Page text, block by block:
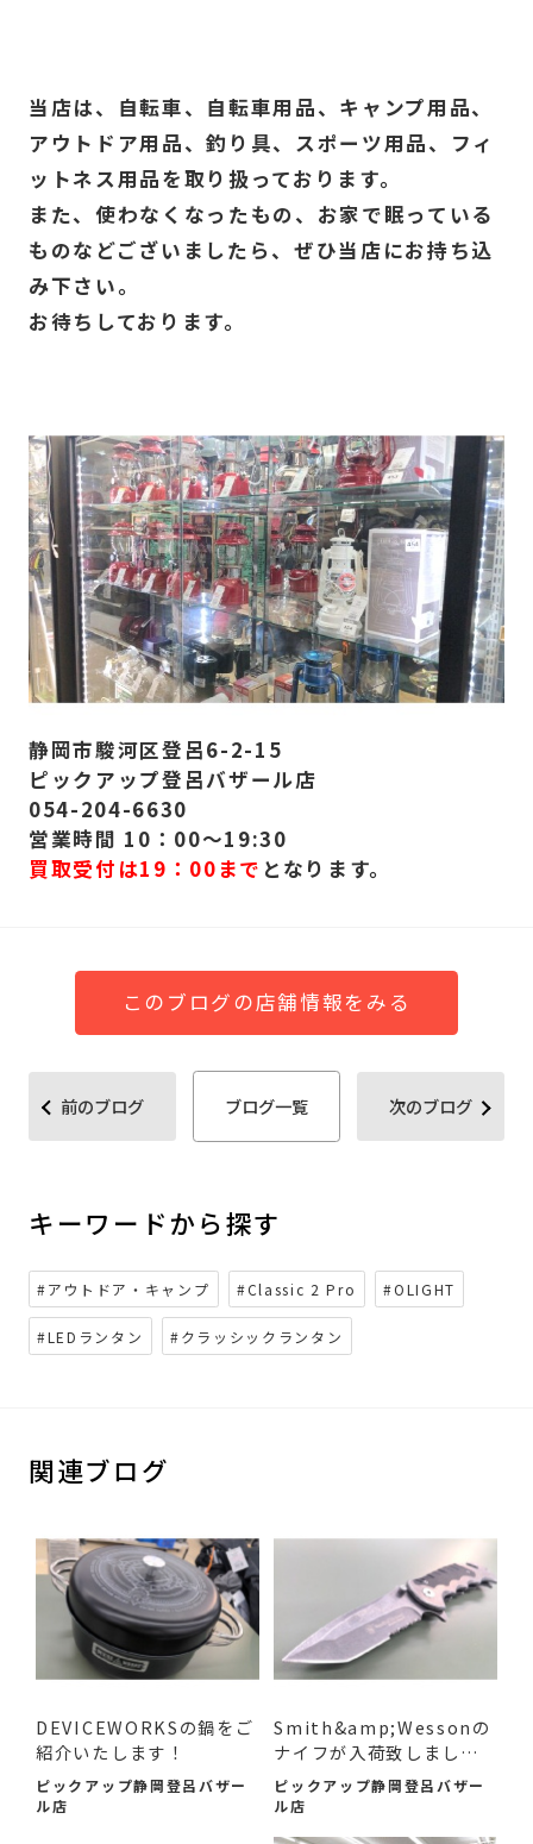
当店は、自転車、自転車用品、キャンプ用品、
アウトドア用品、釣り具、スポーツ用品、フィ
ットネス用品を取り扱っております。
また、使わなくなったもの、お家で眠っている
ものなどございましたら、ぜひ当店にお持ち込
み下さい。
​お待ちしております。
静岡市駿河区登呂6-2-15
ピックアップ登呂バザール店
054-204-6630
営業時間 10：00～19:30
買取受付は19：00まで となります。
このブログの店舗情報をみる
前のブログ ブログ一覧 次のブログ
キーワードから探す
#アウトドア・キャンプ #Classic 2 Pro #OLIGHT
#LEDランタン #クラッシックランタン
関連ブログ
DEVICEWORKSの鍋をご
紹介いたします！
ピックアップ静岡登呂バザー
ル店
Smith&amp;Wessonの
ナイフが入荷致しまし
た！
ピックアップ静岡登呂バザー
ル店